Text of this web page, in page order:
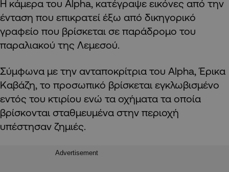
Η κάμερα του Alpha, κατέγραψε εικόνες από την
ένταση που επικρατεί έξω από δικηγορικό
γραφείο που βρίσκεται σε παράδρομο του
παραλιακού της Λεμεσού.
Σύμφωνα με την ανταποκρίτρια του Alpha, Έρικα
Καβάζη, το προσωπικό βρίσκεται εγκλωβισμένο
εντός του κτιρίου ενώ τα οχήματα τα οποία
βρίσκονται σταθμευμένα στην περιοχή
υπέστησαν ζημιές.
Advertisement